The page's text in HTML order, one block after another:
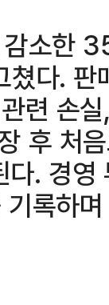
소한
다.
련 손
후 처
. 경
록하